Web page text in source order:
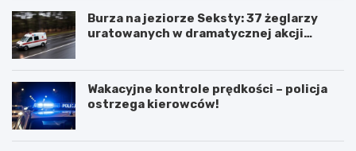
Burza na jeziorze Seksty: 37 żeglarzy
uratowanych w dramatycznej akcji
Wakacyjne kontrole prędkości – policja
ostrzega kierowców!